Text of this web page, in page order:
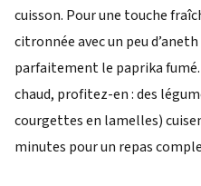
cuisson. Pour une touche
citronnée avec un peu
parfaitement le paprika fumé.
chaud, profitez-en : des
courgettes en lamelles)
minutes pour un repas